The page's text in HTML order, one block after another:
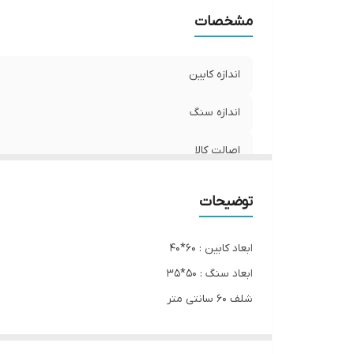
مشخصات
اندازه کابین
اندازه سنگ
اصالت کالا
توضیحات
ابعاد کابین : 60*40
ابعاد سنگ : 50*35
شلف 60 سانتی متر